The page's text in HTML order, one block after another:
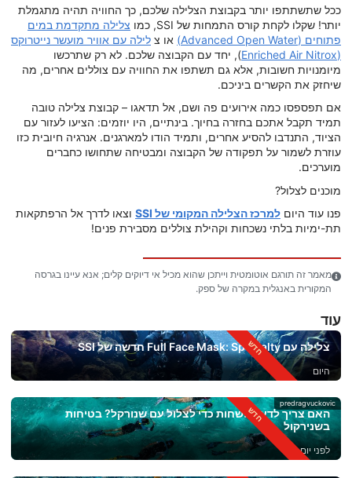
ככל שתשתתפו יותר בקבוצת הצלילה שלכם, כך החוויה תהיה מתגמלת
יותר! שקלו לקחת קורס התמחות של SSI, כמו
צלילה מתקדמת במים
פתוחים (Advanced Open Water)
או צ לילה עם אוויר מועשר נייטרוקס
(Enriched Air Nitrox
), יחד עם הקבוצה שלכם. לא רק שתרכשו
מיומנויות חשובות, אלא גם תשתפו את החוויה עם צוללים אחרים, מה
שיחזק את הקשרים ביניכם.
אם תפספסו כמה אירועים פה ושם, אל תדאגו – קבוצת צלילה טובה
תמיד תקבל אתכם בחזרה בחיוך. בינתיים, היו יוזמים: הציעו לעזור עם
הציוד, התנדבו להסיע אחרים, ותמיד הודו למארגנים. אנרגיה חיובית כזו
עוזרת לשמור על תפקודה של הקבוצה ומבטיחה שתחושו כחברים
מוערכים.
מוכנים לצלול?
פנו עוד היום למרכז הצלילה המקומי של SSI
וצאו לדרך אל הרפתקאות
תת-ימיות בלתי נשכחות וקהילת צוללים מסבירת פנים!
מאמר זה תורגם אוטומטית וייתכן שהוא מכיל אי דיוקים קלים; אנא עיינו בגרסה
המקורית באנגלית במקרה של ספק.
עוד
צלילה עם Full Face Mask: Specialty חדשה של SSI
היום
predragvuckovic
האם צריך לדעת לשחות כדי לצלול עם שנורקל? בטיחות
בשנירקול
לפני יום אחד